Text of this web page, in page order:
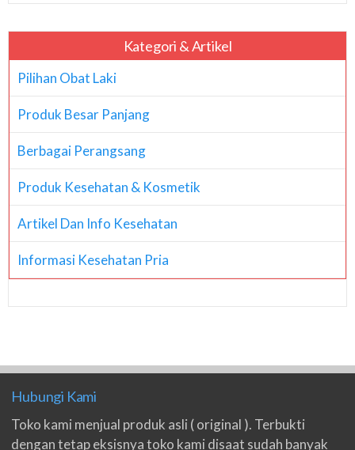
Kategori & Artikel
Pilihan Obat Laki
Produk Besar Panjang
Berbagai Perangsang
Produk Kesehatan & Kosmetik
Artikel Dan Info Kesehatan
Informasi Kesehatan Pria
Hubungi Kami
Toko kami menjual produk asli ( original ). Terbukti
dengan tetap eksisnya toko kami disaat sudah banyak